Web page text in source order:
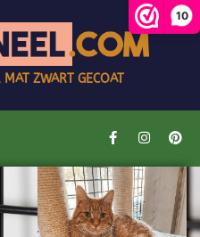
10
MAT ZWART GECOAT